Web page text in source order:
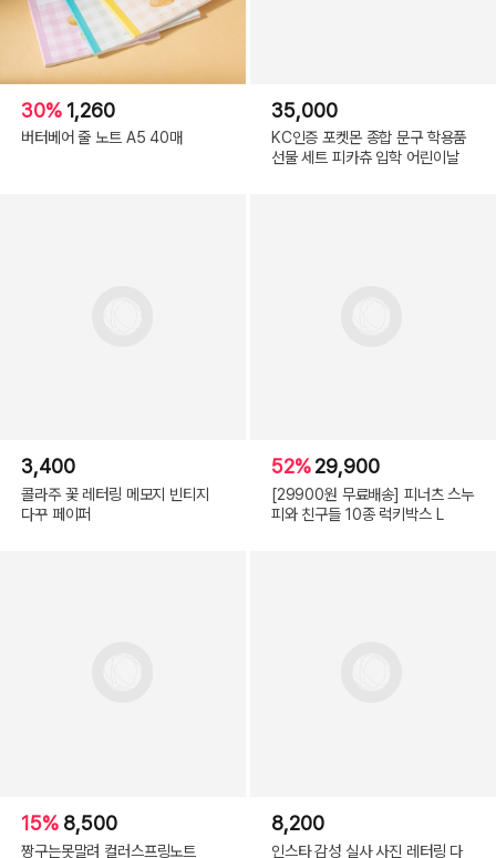
30% 1,260
버터베어 줄 노트 A5 40매
35,000
KC인증 포켓몬 종합 문구 학용품
선물 세트 피카츄 입학 어린이날
3,400
콜라주 꽃 레터링 메모지 빈티지
다꾸 페이퍼
52%29,900
[29900원 무료배송] 피너츠 스누
피와 친구들 10종 럭키박스 L
15% 8,500
짱구는못말려 컬러스프링노트
8,200
인스타 감성 실사 사진 레터링 다